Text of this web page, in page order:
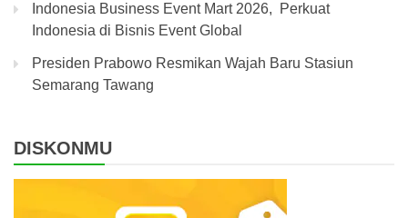
Indonesia Business Event Mart 2026, Perkuat
Indonesia di Bisnis Event Global
Presiden Prabowo Resmikan Wajah Baru Stasiun
Semarang Tawang
DISKONMU